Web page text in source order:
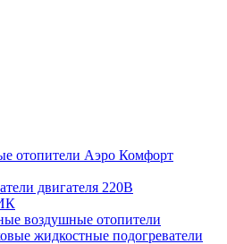
отопители Аэро Комфорт
двигателя 220В
воздушные отопители
жидкостные подогреватели